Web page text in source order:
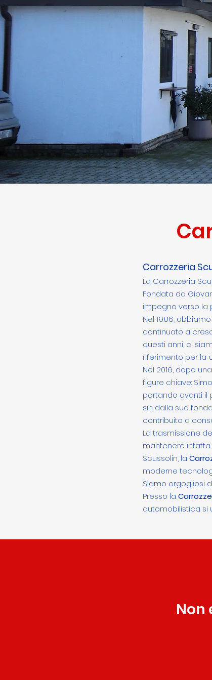
Carrozzeria
La Carrozzeria
Fondata da
impegno verso la
Nel 1986,
continuato a
questi anni, ci
riferimento per la
Nel 2016, dopo
figure chiave:
portando avanti il
sin dalla sua
contribuito a
La trasmissione
mantenere intatta
Scussolin, la
moderne
Siamo orgogliosi
Presso la
automobilistica si
Non